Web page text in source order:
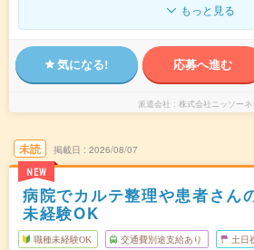
もっと見る
気になる! 応募へ進む
派遣会社 株式会社ニッソーネ
未読
NEW
掲載日 2026/08/07
病院でカルテ整理や患者さん
未経験OK
職種未経験OK 交通費別途支給あり 土日